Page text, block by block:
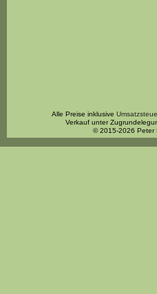
Alle Preise inklusive
Verkauf unter
© 2015-2026 Peter